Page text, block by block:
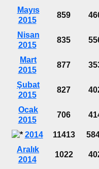
Mayıs
2015
859
Nisan
2015
835
Mart
2015
877
Şubat
2015
827
Ocak
2015
706
2014 11413
Aralık
2014
1022